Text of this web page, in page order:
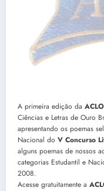
A primeira edição da
Ciências e Letras de Ouro
apresentando os poemas
Nacional do V Concurso
alguns poemas de nossos
categorias Estudantil e
2008.
Acesse gratuitamente a